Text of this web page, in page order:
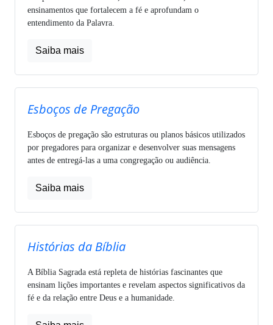
ensinamentos que fortalecem a fé e aprofundam o
entendimento da Palavra.
Saiba mais
Esboços de Pregação
Esboços de pregação são estruturas ou planos básicos utilizados
por pregadores para organizar e desenvolver suas mensagens
antes de entregá-las a uma congregação ou audiência.
Saiba mais
Histórias da Bíblia
A Bíblia Sagrada está repleta de histórias fascinantes que
ensinam lições importantes e revelam aspectos significativos da
fé e da relação entre Deus e a humanidade.